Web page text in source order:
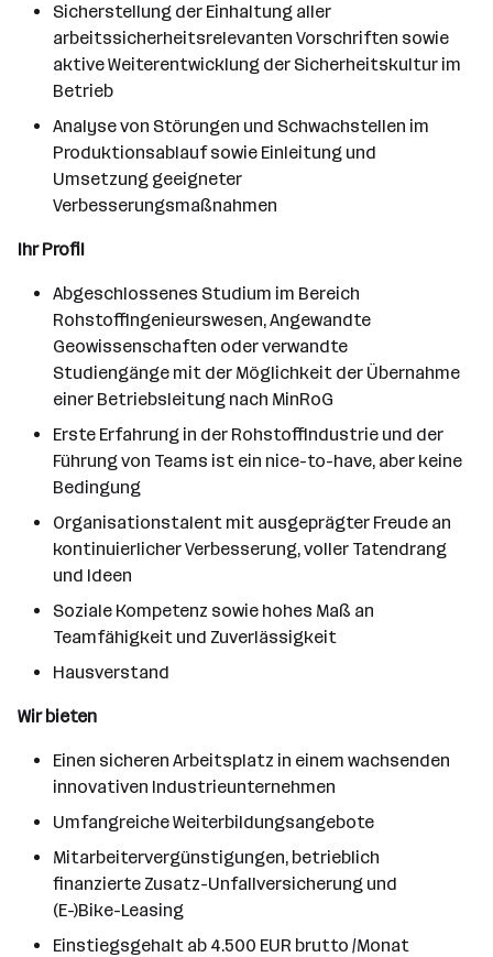
Sicherstellung der Einhaltung aller
arbeitssicherheitsrelevanten Vorschriften sowie
aktive Weiterentwicklung der Sicherheitskultur im
Betrieb
Analyse von Störungen und Schwachstellen im
Produktionsablauf sowie Einleitung und
Umsetzung geeigneter
Verbesserungsmaßnahmen
Ihr Profil
Abgeschlossenes Studium im Bereich
Rohstoffingenieurswesen, Angewandte
Geowissenschaften oder verwandte
Studiengänge mit der Möglichkeit der Übernahme
einer Betriebsleitung nach MinRoG
Erste Erfahrung in der Rohstoffindustrie und der
Führung von Teams ist ein nice-to-have, aber keine
Bedingung
Organisationstalent mit ausgeprägter Freude an
kontinuierlicher Verbesserung, voller Tatendrang
und Ideen
Soziale Kompetenz sowie hohes Maß an
Teamfähigkeit und Zuverlässigkeit
Hausverstand
Wir bieten
Einen sicheren Arbeitsplatz in einem wachsenden
innovativen Industrieunternehmen
Umfangreiche Weiterbildungsangebote
Mitarbeitervergünstigungen, betrieblich
finanzierte Zusatz-Unfallversicherung und
(E-)Bike-Leasing
Einstiegsgehalt ab 4.500 EUR brutto /Monat